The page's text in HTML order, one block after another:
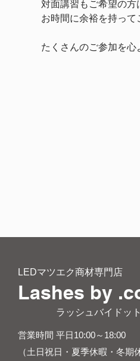
対面講習もご希望の方
お時間に余裕を持って
たくさんのご参加を心
LEDマツエク商材専門店
Lashes by
ラッシュバイドット
営業時間 平日10:00～18:00
（土日祝日・夏季休暇・冬期